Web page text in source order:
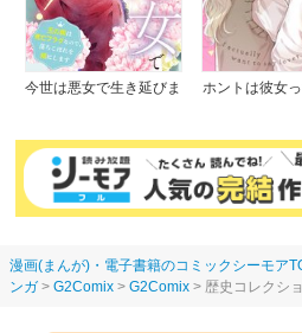
今世は悪女で生き延びま
します～
ホントは彼女
漫画(まんが)・電子書籍のコミックシーモア
ンガ
G2Comix G2Comix 歴史コレクシ